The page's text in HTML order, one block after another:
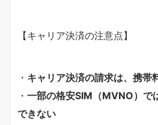
【キャリア決済の注意点】
・ キャリア決済の請求は、携帯
・ 一部の格安SIM（MVNO）で
できない